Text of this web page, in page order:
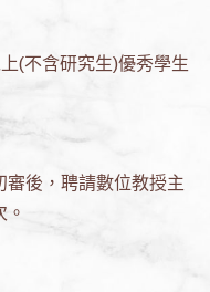
(不含研究生)優秀學生
後，聘請數位教授主